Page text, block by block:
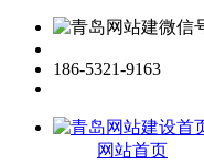
186-5321-9163
网站首页